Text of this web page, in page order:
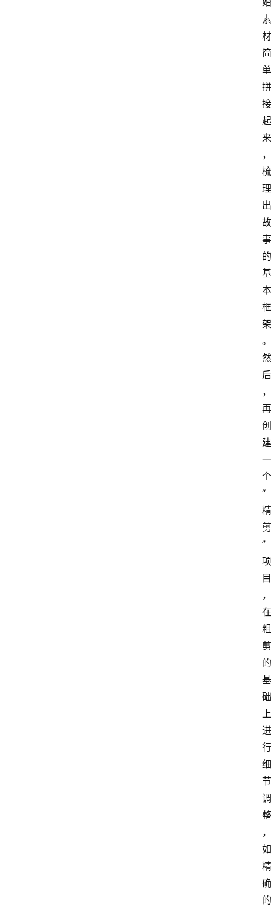
素
材
简
单
拼
接
起
来
，
梳
理
出
故
事
的
基
本
框
架
。
然
后
，
再
创
建
一
个
“
精
剪
”
项
目
，
在
粗
剪
的
基
础
上
进
行
细
节
调
整
，
如
精
确
的